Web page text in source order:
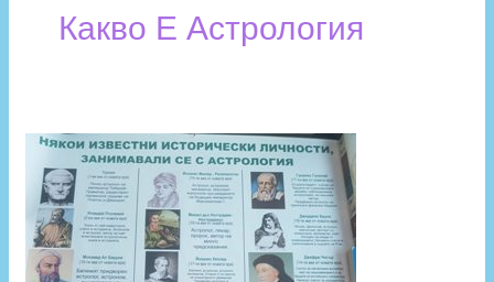
Какво Е Астрология
Наука
ли
Астрологията?